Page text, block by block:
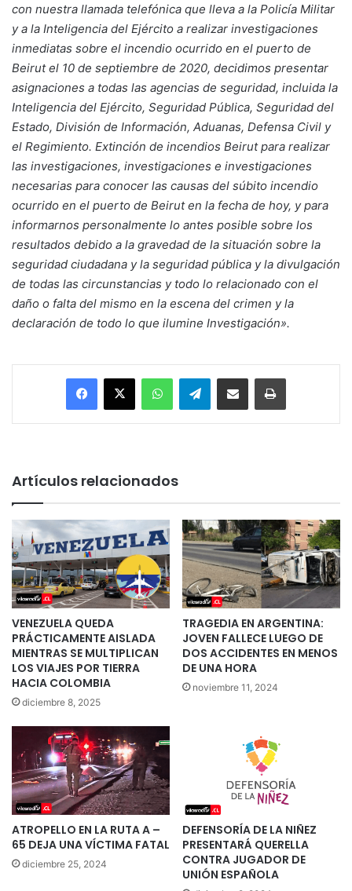
con nuestra llamada telefónica que lleva a la Policía Militar
y a la Inteligencia del Ejército a realizar investigaciones
inmediatas sobre el incendio ocurrido en el puerto de
Beirut el 10 de septiembre de 2020, decidimos presentar
asignaciones a todas las agencias de seguridad, incluida la
Inteligencia del Ejército, Seguridad Pública, Seguridad del
Estado, División de Información, Aduanas, Defensa Civil y
el Regimiento. Extinción de incendios Beirut para realizar
las investigaciones, investigaciones e investigaciones
necesarias para conocer las causas del súbito incendio
ocurrido en el puerto de Beirut en la fecha de hoy, y para
informarnos personalmente lo antes posible sobre los
resultados debido a la gravedad de la situación sobre la
seguridad ciudadana y la seguridad pública y la divulgación
de todas las circunstancias y todo lo relacionado con el
daño o falta del mismo en la escena del crimen y la
declaración de todo lo que ilumine Investigación».
Facebook
X WhatsAppTelegramEnviar vía email Imprimir
Artículos relacionados
VENEZUELA QUEDA
PRÁCTICAMENTE AISLADA
MIENTRAS SE MULTIPLICAN
LOS VIAJES POR TIERRA
HACIA COLOMBIA
diciembre 8, 2025
TRAGEDIA EN ARGENTINA:
JOVEN FALLECE LUEGO DE
DOS ACCIDENTES EN MENOS
DE UNA HORA
noviembre 11, 2024
ATROPELLO EN LA RUTA A –
65 DEJA UNA VÍCTIMA FATAL
diciembre 25, 2024
DEFENSORÍA DE LA NIÑEZ
PRESENTARÁ QUERELLA
CONTRA JUGADOR DE
UNIÓN ESPAÑOLA